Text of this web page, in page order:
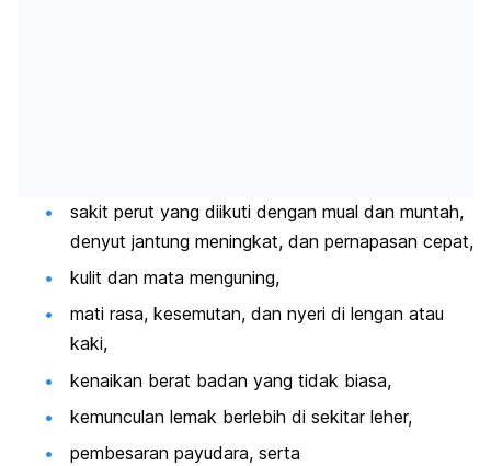
sakit perut yang diikuti dengan mual dan muntah,
denyut jantung meningkat, dan pernapasan cepat,
kulit dan mata menguning,
mati rasa, kesemutan, dan nyeri di lengan atau
kaki,
kenaikan berat badan yang tidak biasa,
kemunculan lemak berlebih di sekitar leher,
pembesaran payudara, serta